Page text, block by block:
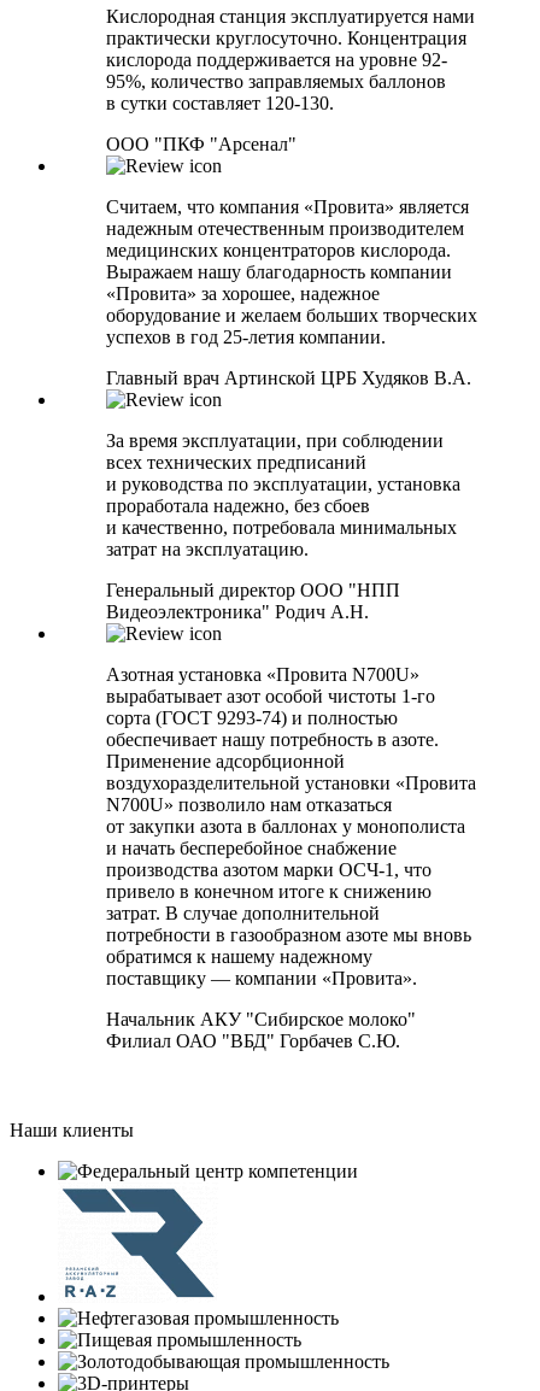
Кислородная станция эксплуатируется нами
практически круглосуточно. Концентрация
кислорода поддерживается на уровне 92-
95%, количество заправляемых баллонов
в сутки составляет 120-130.
ООО "ПКФ "Арсенал"
Считаем, что компания «Провита» является
надежным отечественным производителем
медицинских концентраторов кислорода.
Выражаем нашу благодарность компании
«Провита» за хорошее, надежное
оборудование и желаем больших творческих
успехов в год 25-летия компании.
Главный врач Артинской ЦРБ Худяков В.А.
За время эксплуатации, при соблюдении
всех технических предписаний
и руководства по эксплуатации, установка
проработала надежно, без сбоев
и качественно, потребовала минимальных
затрат на эксплуатацию.
Генеральный директор ООО "НПП
Видеоэлектроника" Родич А.Н.
Азотная установка «Провита N700U»
вырабатывает азот особой чистоты 1-го
сорта (ГОСТ 9293-74) и полностью
обеспечивает нашу потребность в азоте.
Применение адсорбционной
воздухоразделительной установки «Провита
N700U» позволило нам отказаться
от закупки азота в баллонах у монополиста
и начать бесперебойное снабжение
производства азотом марки ОСЧ-1, что
привело в конечном итоге к снижению
затрат. В случае дополнительной
потребности в газообразном азоте мы вновь
обратимся к нашему надежному
поставщику — компании «Провита».
Начальник АКУ "Сибирское молоко"
Филиал ОАО "ВБД" Горбачев С.Ю.
Наши клиенты